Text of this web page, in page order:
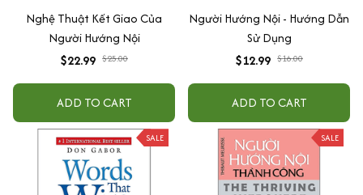
Nghệ Thuật Kết Giao Của
Người Hướng Nội
$22.99 $25.00
ADD TO CART
Người Hướng Nội - Hướng Dẫn
Sử Dụng
$12.99 $16.00
ADD TO CART
SALE SALE